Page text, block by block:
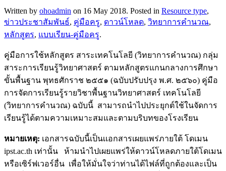
Written by ohoadmin on 16 May 2018. Posted in Resource type,
ข่าวประชาสัมพันธ์, คู่มือครู, ดาวน์โหลด, วิทยาการคำนวณ,
หลักสูตร, แบบเรียน-คู่มือครู.
คู่มือการใช้หลักสูตร สาระเทคโนโลยี (วิทยาการคำนวณ) กลุ่ม
สาระการเรียนรู้วิทยาศาสตร์ ตามหลักสูตรแกนกลางการศึกษา
ขั้นพื้นฐาน พุทธศักราช ๒๕๕๑ (ฉบับปรับปรุง พ.ศ. ๒๕๖๐) คู่มือ
การจัดการเรียนรู้รายวิชาพื้นฐานวิทยาศาสตร์ เทคโนโลยี
(วิทยาการคำนวณ) ฉบับนี้ สามารถนำไปประยุกต์ใช้ในจัดการ
เรียนรู้ได้ตามความเหมาะสมและตามบริบทของโรงเรียน
หมายเหตุ: เอกสารฉบับนี้เป็นเเอกสารเผยแพร่ภายใต้ โดเมน
ipst.ac.th เท่านั้น ห้ามนำไปเผยแพร่ให้ดาวน์โหลดภายใต้โดเมน
หรือเซิร์ฟเวอร์อื่น เพื่อให้มั่นใจว่าท่านได้ไฟล์ที่ถูกต้องและเป็น